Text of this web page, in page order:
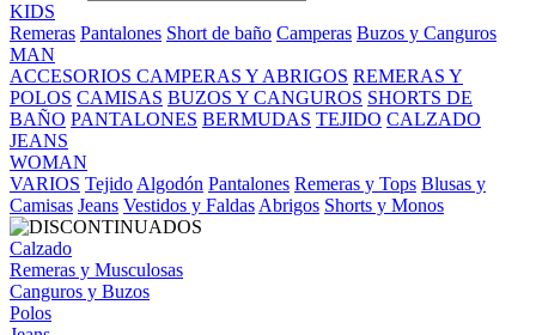
KIDS
Remeras Pantalones Short de baño Camperas Buzos y Canguros
MAN
ACCESORIOS CAMPERAS Y ABRIGOS REMERAS Y
POLOS CAMISAS BUZOS Y CANGUROS SHORTS DE
BAÑO PANTALONES BERMUDAS TEJIDO CALZADO
JEANS
WOMAN
VARIOS Tejido Algodón Pantalones Remeras y Tops Blusas y
Camisas Jeans Vestidos y Faldas Abrigos Shorts y Monos
Calzado
Remeras y Musculosas
Canguros y Buzos
Polos